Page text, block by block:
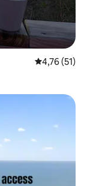
4,76 av 5 i
4,76 (51)